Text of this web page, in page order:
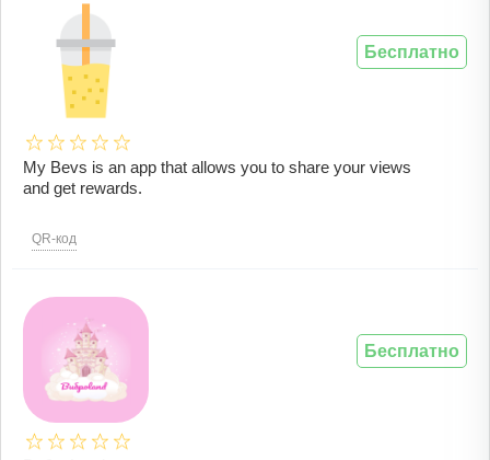
My Bevs is an app that allows you to share your views
and get rewards.
QR-код
Бесплатно
Бесплатно